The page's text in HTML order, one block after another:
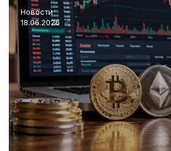
Новости
18.06.2026